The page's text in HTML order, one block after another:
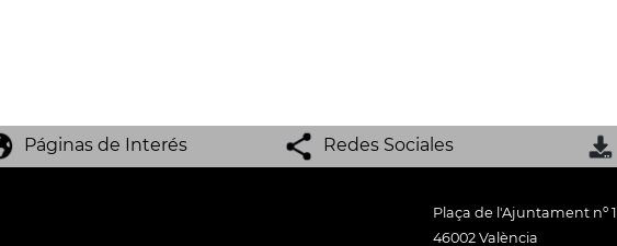
Páginas de Interés Redes Sociales
Plaça de l'Ajuntament nº 1
46002 València